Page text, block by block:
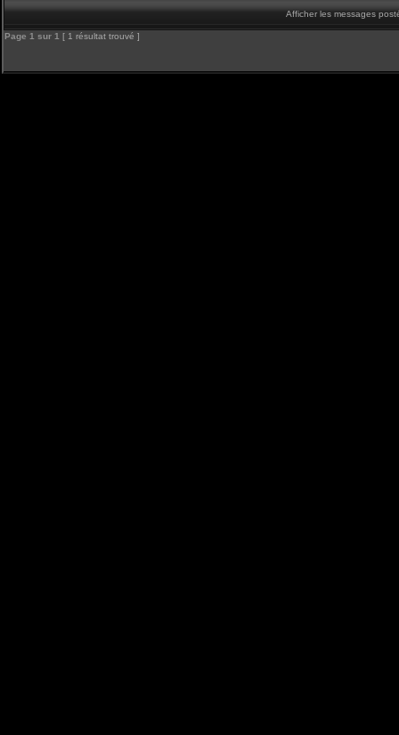
Afficher les messages
Page 1 sur 1 [ 1 résultat trouvé ]